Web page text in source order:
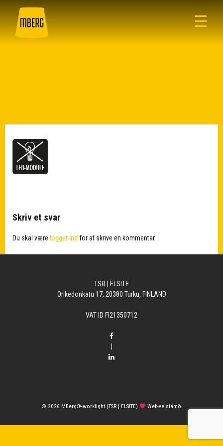
☰
Skriv et svar
Du skal være logget ind for at skrive en kommentar.
TSR | ELSITE
Orikedonkatu 17, 20380 Turku, FINLAND
VAT ID FI21350712
© 2026 MBerg®-worklight (TSR | ELSITE) Web-veistämö